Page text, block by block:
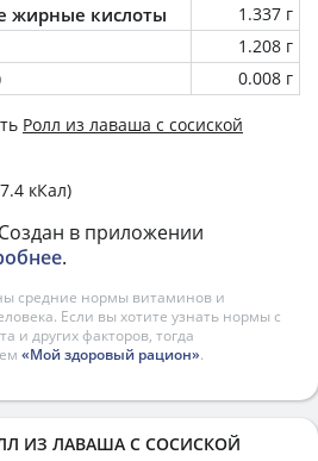
жирные кислоты
1.337 г
1.208 г
0.008 г
Ролл из лаваша с сосиской
кКал)
в приложении
.
средние нормы витаминов и
Если вы хотите узнать нормы с
и других факторов, тогда
«Мой здоровый рацион».
ИЗ ЛАВАША С СОСИСКОЙ